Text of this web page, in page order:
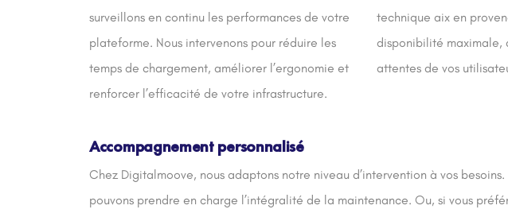
surveillons en continu les performances de votre
plateforme. Nous intervenons pour réduire les
temps de chargement, améliorer l’ergonomie et
renforcer l’efficacité de votre infrastructure.
technique aix en
disponibilité maximale,
attentes de vos
Accompagnement personnalisé
Chez Digitalmoove, nous adaptons notre niveau d’intervention à vos besoins.
pouvons prendre en charge l’intégralité de la maintenance. Ou, si vous